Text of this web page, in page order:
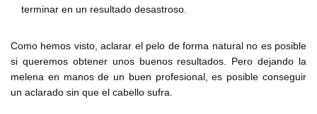
terminar en un resultado desastroso.
Como hemos visto, aclarar el pelo de forma natural no es posible
si queremos obtener unos buenos resultados. Pero dejando la
melena en manos de un buen profesional, es posible conseguir
un aclarado sin que el cabello sufra.